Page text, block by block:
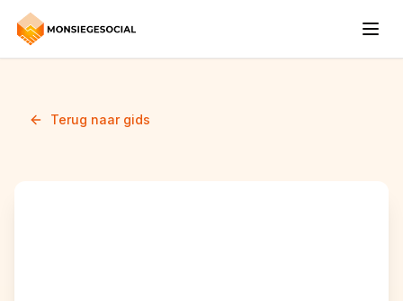
Terug naar gids